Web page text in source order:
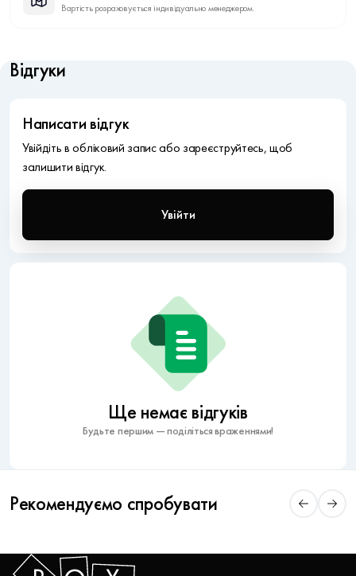
Вартість розраховується індивідуально менеджером.
Відгуки
Ще немає відгуків
Будьте першим — поділіться враженнями!
Написати відгук
Увійдіть в обліковий запис або зареєструйтесь, щоб
залишити відгук.
Увійти
Рекомендуємо спробувати